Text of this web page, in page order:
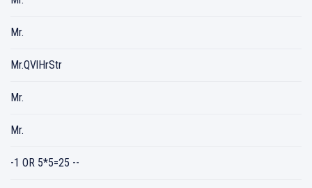
Mr.
Mr.QVlHrStr
Mr.
Mr.
-1 OR 5*5=25 --